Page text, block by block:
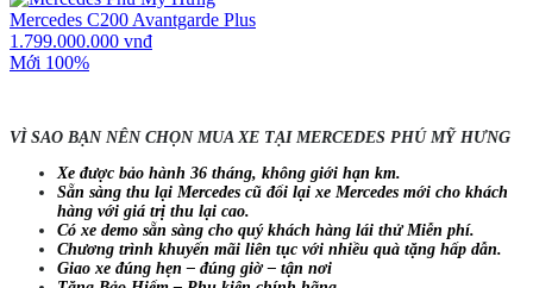
Mercedes C200 Avantgarde Plus
1.799.000.000 vnđ
Mới 100%
VÌ SAO BẠN NÊN CHỌN MUA XE TẠI MERCEDES PHÚ MỸ HƯNG
Xe được bảo hành 36 tháng, không giới hạn km.
Sẵn sàng thu lại Mercedes cũ đổi lại xe Mercedes mới cho khách
hàng với giá trị thu lại cao.
Có xe demo sẵn sàng cho quý khách hàng lái thử Miễn phí.
Chương trình khuyến mãi liên tục với nhiều quà tặng hấp dẫn.
Giao xe đúng hẹn – đúng giờ – tận nơi